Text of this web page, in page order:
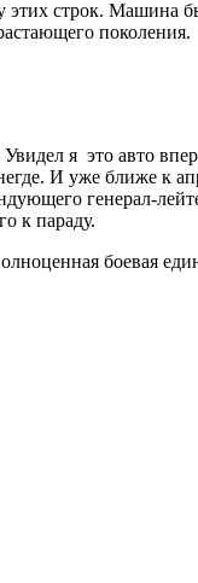
строк. Машина
поколения.
я это авто
И уже ближе к
генерал-
к параду.
боевая